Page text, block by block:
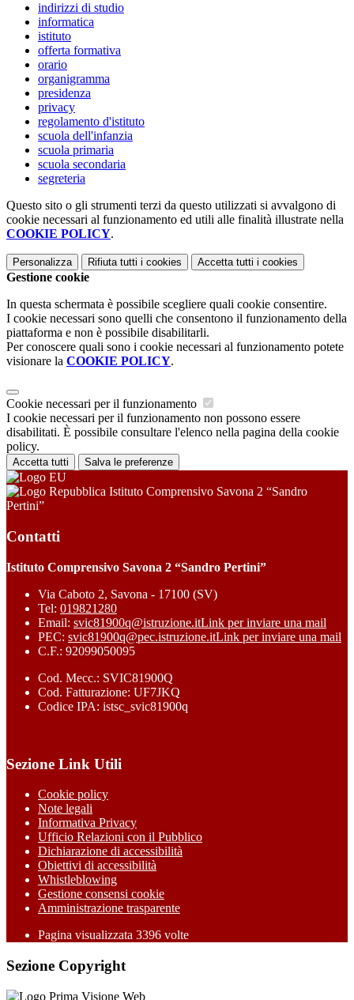
indirizzi di studio
informatica
istituto
offerta formativa
orario
organigramma
presidenza
privacy
regolamento d'istituto
scuola dell'infanzia
scuola primaria
scuola secondaria
segreteria
Questo sito o gli strumenti terzi da questo utilizzati si avvalgono di
cookie necessari al funzionamento ed utili alle finalità illustrate nella
COOKIE POLICY.
Personalizza Rifiuta tutti i cookies Accetta tutti i cookies
Gestione cookie
In questa schermata è possibile scegliere quali cookie consentire.
I cookie necessari sono quelli che consentono il funzionamento della
piattaforma e non è possibile disabilitarli.
Per conoscere quali sono i cookie necessari al funzionamento potete
visionare la COOKIE POLICY.
Cookie necessari per il funzionamento
I cookie necessari per il funzionamento non possono essere
disabilitati. È possibile consultare l'elenco nella pagina della cookie
policy.
Accetta tutti Salva le preferenze
Istituto Comprensivo Savona 2 “Sandro
Pertini”
Contatti
Istituto Comprensivo Savona 2 “Sandro Pertini”
Via Caboto 2, Savona - 17100 (SV)
Tel: 019821280
Email: svic81900q@istruzione.itLink per inviare una mail
PEC: svic81900q@pec.istruzione.itLink per inviare una mail
C.F.: 92099050095
Cod. Mecc.: SVIC81900Q
Cod. Fatturazione: UF7JKQ
Codice IPA: istsc_svic81900q
Sezione Link Utili
Cookie policy
Note legali
Informativa Privacy
Ufficio Relazioni con il Pubblico
Dichiarazione di accessibilità
Obiettivi di accessibilità
Whistleblowing
Gestione consensi cookie
Amministrazione trasparente
Pagina visualizzata 3396 volte
Sezione Copyright